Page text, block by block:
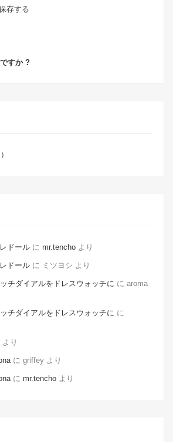
存する
すか ?
ドール に mr.tencho より
ドール に ミツヨシ より
チダイアルをドレスウォッチに に aroma
チダイアルをドレスウォッチに に
より
に griffey より
に mr.tencho より